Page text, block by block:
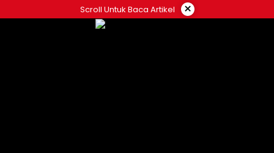
ke
Scroll Untuk Baca Artikel ×